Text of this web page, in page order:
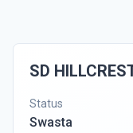
SD
Status
Swasta